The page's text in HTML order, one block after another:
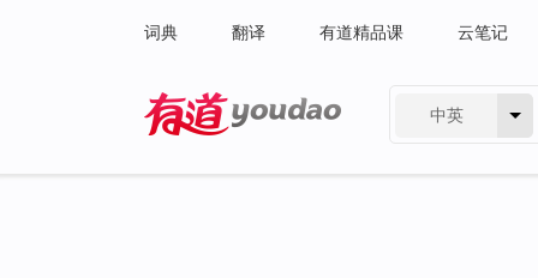
词典 翻译 有道精品课 云笔记
中英